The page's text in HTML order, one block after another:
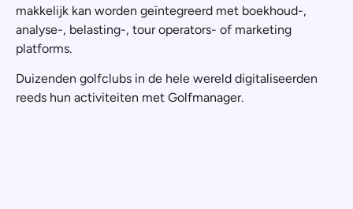
makkelijk kan worden geïntegreerd met boekhoud-,
analyse-, belasting-, tour operators- of marketing
platforms.
Duizenden golfclubs in de hele wereld digitaliseerden
reeds hun activiteiten met Golfmanager.